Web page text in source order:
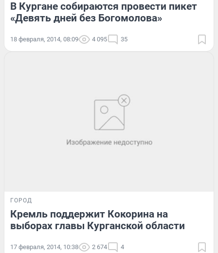
В Кургане собираются провести пикет
«Девять дней без Богомолова»
18 февраля, 2014, 08:09 4 095 35
ГОРОД
Кремль поддержит Кокорина на
выборах главы Курганской области
17 февраля, 2014, 10:38 2 674 4